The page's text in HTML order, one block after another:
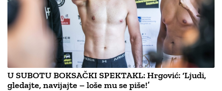
U SUBOTU BOKSAČKI SPEKTAKL: Hrgović: ‘Ljudi,
gledajte, navijajte – loše mu se piše!’